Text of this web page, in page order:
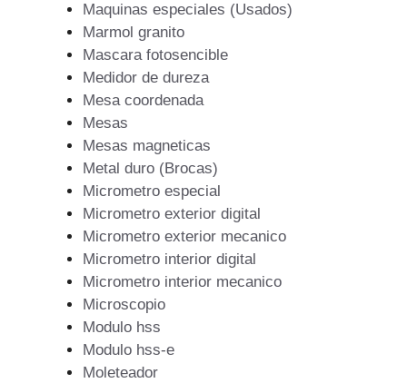
Maquinas especiales (Usados)
Marmol granito
Mascara fotosencible
Medidor de dureza
Mesa coordenada
Mesas
Mesas magneticas
Metal duro (Brocas)
Micrometro especial
Micrometro exterior digital
Micrometro exterior mecanico
Micrometro interior digital
Micrometro interior mecanico
Microscopio
Modulo hss
Modulo hss-e
Moleteador